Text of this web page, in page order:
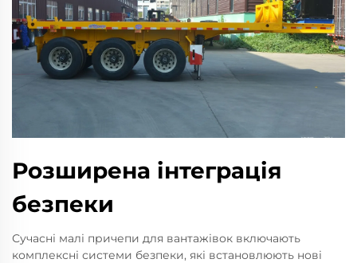
Розширена інтеграція
безпеки
Сучасні малі причепи для вантажівок включають
комплексні системи безпеки, які встановлюють нові